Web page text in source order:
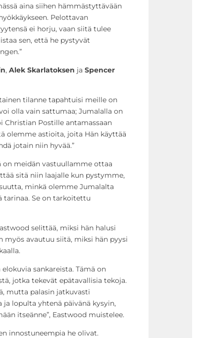
aina siihen hämmästyttävään
Pelottavan
ei horju, vaan siitä tulee
sen, että he pystyvät
, Alek Skarlatoksen ja Spencer
tilanne tapahtuisi meille on
olla vain sattumaa; Jumalalla on
Christian Postille antamassaan
olemme astioita, joita Hän käyttää
jotain niin hyvää.”
on meidän vastuullamme ottaa
sitä niin laajalle kun pystymme,
minkä olemme Jumalalta
tarinaa. Se on tarkoitettu
selittää, miksi hän halusi
myös avautuu siitä, miksi hän pyysi
sankareista. Tämä on
jotka tekevät epätavallisia tekoja.
mutta palasin jatkuvasti
ja lopulta yhtenä päivänä kysyin,
itseänne”, Eastwood muistelee.
innostuneempia he olivat.